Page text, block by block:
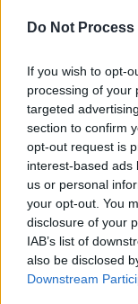
Do Not
If you wish to opt-
processing of your
targeted
section to confirm
opt-out request is
interest-based ads
us or personal
your opt-out. You
disclosure of your
IAB’s list of
also be disclosed
Downstream
λέγοντας
ως σκλάβα.
αυτό», λέει.
ότι η Ana
έχω κολλήσει
και δεν
από τα
ισχυρίζεται.
δικαιώματος
υπήρχε